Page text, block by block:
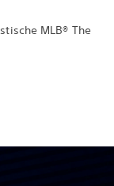
MLB® The